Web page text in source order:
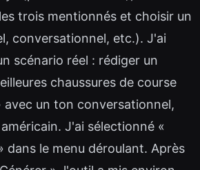
trois mentionnés et choisir un
conversationnel, etc.). J'ai
scénario réel : rédiger un
chaussures de course
avec un ton conversationnel,
J'ai sélectionné «
dans le menu déroulant. Après